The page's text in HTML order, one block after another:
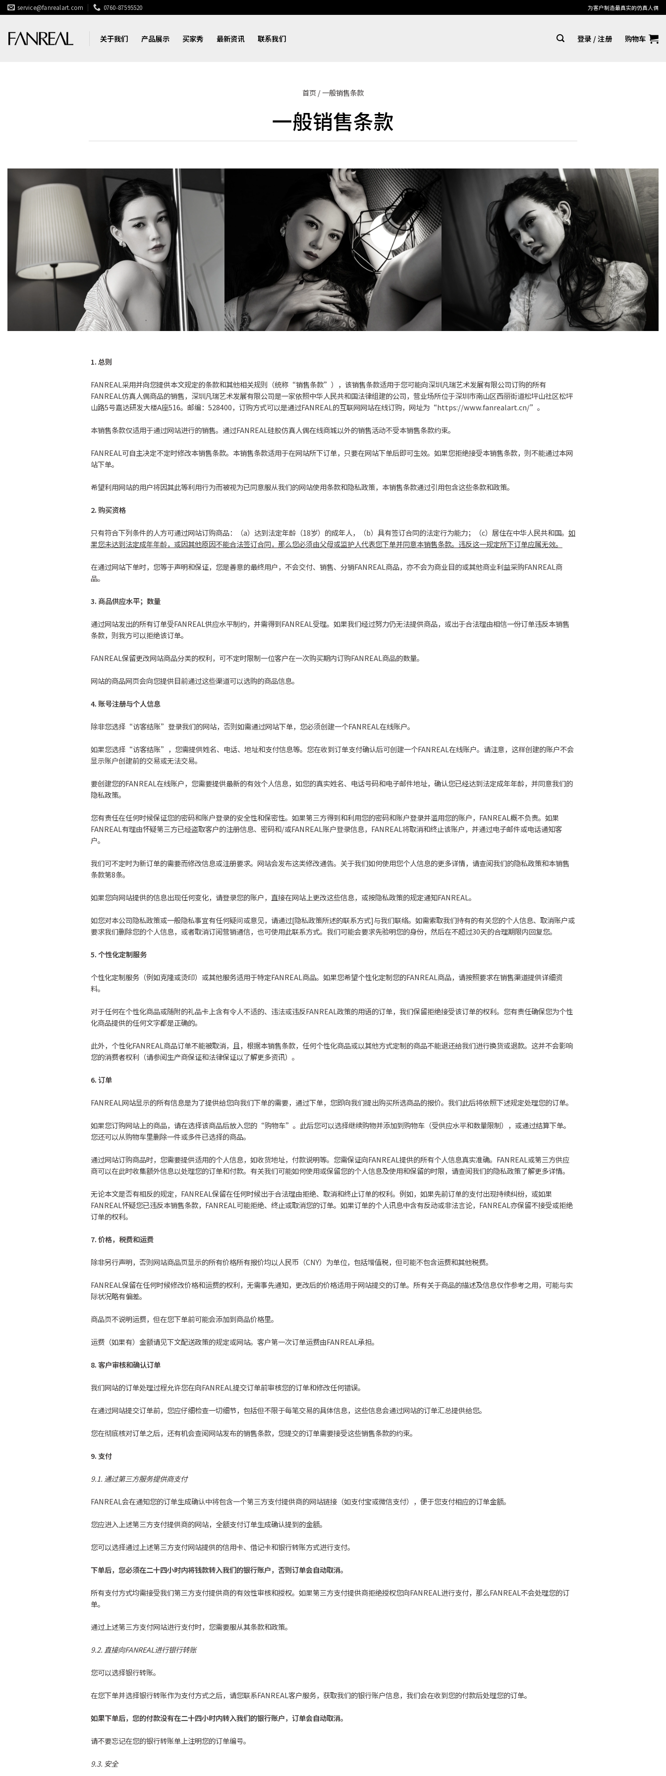
到
service@fanrealart.com 0760-87595520 为客户制造最真实的仿真人偶
关于我们 产品展示 买家秀 最新资讯 联系我们 登录 / 注册 购物车
首页/一般销售条款
一般销售条款
1. 总则
FANREAL采用并向您提供本文规定的条款和其他相关规则（统称“销售条款”），该销售条款适用于您可能向深圳凡瑞艺术发展有限公司订购的所有
FANREAL仿真人偶商品的销售，深圳凡瑞艺术发展有限公司是一家依照中华人民共和国法律组建的公司，营业场所位于深圳市南山区西丽街道松坪山社区松坪
山路5号嘉达研发大楼A座516。邮编：528400，订购方式可以是通过FANREAL的互联网网站在线订购，网址为“https://www.fanrealart.cn/”。
本销售条款仅适用于通过网站进行的销售。通过FANREAL硅胶仿真人偶在线商城以外的销售活动不受本销售条款约束。
FANREAL可自主决定不定时修改本销售条款。本销售条款适用于在网站所下订单，只要在网站下单后即可生效。如果您拒绝接受本销售条款，则不能通过本网
站下单。
希望利用网站的用户将因其此等利用行为而被视为已同意服从我们的网站使用条款和隐私政策，本销售条款通过引用包含这些条款和政策。
2. 购买资格
只有符合下列条件的人方可通过网站订购商品：（a）达到法定年龄（18岁）的成年人，（b）具有签订合同的法定行为能力；（c）居住在中华人民共和国。 如
果您未达到法定成年年龄，或因其他原因不能合法签订合同，那么您必须由父母或监护人代表您下单并同意本销售条款。违反这一规定所下订单应属无效。
在通过网站下单时，您等于声明和保证，您是善意的最终用户，不会交付、销售、分销FANREAL商品，亦不会为商业目的或其他商业利益采购FANREAL商
品。
3. 商品供应水平；数量
通过网站发出的所有订单受FANREAL供应水平制约，并需得到FANREAL受理。如果我们经过努力仍无法提供商品，或出于合法理由相信一份订单违反本销售
条款，则我方可以拒绝该订单。
FANREAL保留更改网站商品分类的权利，可不定时限制一位客户在一次购买期内订购FANREAL商品的数量。
网站的商品网页会向您提供目前通过这些渠道可以选购的商品信息。
4. 账号注册与个人信息
除非您选择“访客结账”登录我们的网站，否则如需通过网站下单，您必须创建一个FANREAL在线账户。
如果您选择“访客结账”，您需提供姓名、电话、地址和支付信息等。您在收到订单支付确认后可创建一个FANREAL在线账户。请注意，这样创建的账户不会
显示账户创建前的交易或无法交易。
要创建您的FANREAL在线账户，您需要提供最新的有效个人信息，如您的真实姓名、电话号码和电子邮件地址，确认您已经达到法定成年年龄，并同意我们的
隐私政策。
您有责任在任何时候保证您的密码和账户登录的安全性和保密性。如果第三方得到和利用您的密码和账户登录并滥用您的账户，FANREAL概不负责。如果
FANREAL有理由怀疑第三方已经盗取客户的注册信息、密码和/或FANREAL账户登录信息，FANREAL将取消和终止该账户，并通过电子邮件或电话通知客
户。
我们可不定时为新订单的需要而修改信息或注册要求。网站会发布这类修改通告。关于我们如何使用您个人信息的更多详情，请查阅我们的隐私政策和本销售
条款第8条。
如果您向网站提供的信息出现任何变化，请登录您的账户，直接在网站上更改这些信息，或按隐私政策的规定通知FANREAL。
如您对本公司隐私政策或一般隐私事宜有任何疑问或意见，请通过[隐私政策所述的联系方式]与我们联络。如需索取我们持有的有关您的个人信息、取消账户或
要求我们删除您的个人信息，或者取消订阅营销通信，也可使用此联系方式。我们可能会要求先验明您的身份，然后在不超过30天的合理期限内回复您。
5. 个性化定制服务
个性化定制服务（例如克隆或烫印）或其他服务适用于特定FANREAL商品。如果您希望个性化定制您的FANREAL商品，请按照要求在销售渠道提供详细资
料。
对于任何在个性化商品或随附的礼品卡上含有令人不适的、违法或违反FANREAL政策的用语的订单，我们保留拒绝接受该订单的权利。您有责任确保您为个性
化商品提供的任何文字都是正确的。
此外，个性化FANREAL商品订单不能被取消，且，根据本销售条款，任何个性化商品或以其他方式定制的商品不能退还给我们进行换货或退款。这并不会影响
您的消费者权利（请参阅生产商保证和法律保证以了解更多资讯）。
6. 订单
FANREAL网站显示的所有信息是为了提供给您向我们下单的需要，通过下单，您即向我们提出购买所选商品的报价。我们此后将依照下述规定处理您的订单。
如果您订购网站上的商品，请在选择该商品后放入您的“购物车”。此后您可以选择继续购物并添加到购物车（受供应水平和数量限制），或通过结算下单。
您还可以从购物车里删除一件或多件已选择的商品。
通过网站订购商品时，您需要提供适用的个人信息，如收货地址，付款说明等。您需保证向FANREAL提供的所有个人信息真实准确。FANREAL或第三方供应
商可以在此时收集额外信息以处理您的订单和付款。有关我们可能如何使用或保留您的个人信息及使用和保留的时限，请查阅我们的隐私政策了解更多详情。
无论本文是否有相反的规定，FANREAL保留在任何时候出于合法理由拒绝、取消和终止订单的权利。例如，如果先前订单的支付出现持续纠纷，或如果
FANREAL怀疑您已违反本销售条款，FANREAL可能拒绝、终止或取消您的订单。如果订单的个人讯息中含有反动或非法言论，FANREAL亦保留不接受或拒绝
订单的权利。
7. 价格，税费和运费
除非另行声明，否则网站商品页显示的所有价格所有报价均以人民币（CNY）为单位，包括增值税，但可能不包含运费和其他税费。
FANREAL保留在任何时候修改价格和运费的权利，无需事先通知，更改后的价格适用于网站提交的订单。所有关于商品的描述及信息仅作参考之用，可能与实
际状况略有偏差。
商品页不说明运费，但在您下单前可能会添加到商品价格里。
运费（如果有）金额请见下文配送政策的规定或网站。客户第一次订单运费由FANREAL承担。
8. 客户审核和确认订单
我们网站的订单处理过程允许您在向FANREAL提交订单前审核您的订单和修改任何错误。
在通过网站提交订单前，您应仔细检查一切细节，包括但不限于每笔交易的具体信息，这些信息会通过网站的订单汇总提供给您。
您在彻底核对订单之后，还有机会查阅网站发布的销售条款，您提交的订单需要接受这些销售条款的约束。
9. 支付
9.1. 通过第三方服务提供商支付
FANREAL会在通知您的订单生成确认中将包含一个第三方支付提供商的网站链接（如支付宝或微信支付），便于您支付相应的订单金额。
您应进入上述第三方支付提供商的网站，全额支付订单生成确认提到的金额。
您可以选择通过上述第三方支付网站提供的信用卡、借记卡和银行转账方式进行支付。
下单后，您必须在二十四小时内将钱款转入我们的银行账户，否则订单会自动取消。
所有支付方式均需接受我们第三方支付提供商的有效性审核和授权。如果第三方支付提供商拒绝授权您向FANREAL进行支付，那么FANREAL不会处理您的订
单。
通过上述第三方支付网站进行支付时，您需要服从其条款和政策。
9.2. 直接向FANREAL进行银行转账
您可以选择银行转账。
在您下单并选择银行转账作为支付方式之后，请您联系FANREAL客户服务，获取我们的银行账户信息，我们会在收到您的付款后处理您的订单。
如果下单后，您的付款没有在二十四小时内转入我们的银行账户，订单会自动取消。
请不要忘记在您的银行转账单上注明您的订单编号。
9.3. 安全